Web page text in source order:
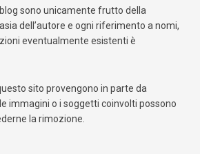
blog sono unicamente frutto della
dell’autore e ogni riferimento a nomi,
eventualmente esistenti è
sito provengono in parte da
immagini o i soggetti coinvolti possono
la rimozione.